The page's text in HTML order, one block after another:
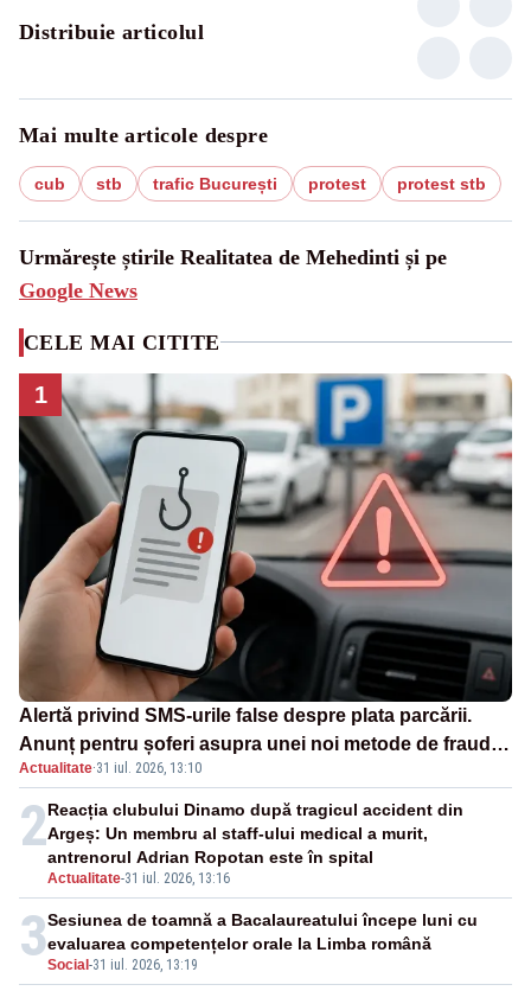
Distribuie articolul
Mai multe articole despre
cub stb trafic București protest protest stb
Urmărește știrile Realitatea de Mehedinti și pe
Google News
CELE MAI CITITE
1
Alertă privind SMS-urile false despre plata parcării.
Anunț pentru șoferi asupra unei noi metode de fraudă
online
Actualitate·31 iul. 2026, 13:10
2
Actualitate-31 iul. 2026, 13:16
Reacția clubului Dinamo după tragicul accident din
Argeș: Un membru al staff-ului medical a murit,
antrenorul Adrian Ropotan este în spital
3Social -31 iul. 2026, 13:19
Sesiunea de toamnă a Bacalaureatului începe luni cu
evaluarea competențelor orale la Limba română